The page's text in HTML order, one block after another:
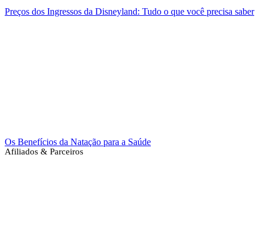
Preços dos Ingressos da Disneyland: Tudo o que você precisa saber
Os Benefícios da Natação para a Saúde
Afiliados & Parceiros